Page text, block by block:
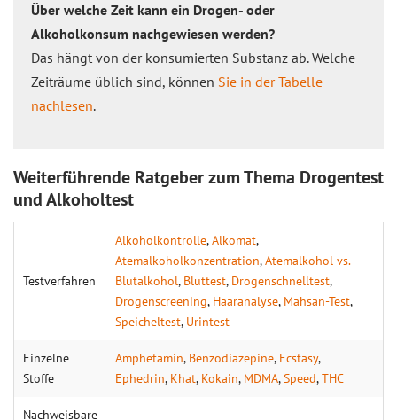
Über welche Zeit kann ein Drogen- oder
Alkoholkonsum nachgewiesen werden?
Das hängt von der konsumierten Substanz ab. Welche
Zeiträume üblich sind, können Sie in der Tabelle
nachlesen.
Weiterführende Ratgeber zum Thema Drogentest
und Alkoholtest
Testverfahren
Alkoholkontrolle,Alkomat,
Atemalkoholkonzentration,Atemalkohol vs.
Blutalkohol, Bluttest, Drogenschnelltest,
Drogenscreening, Haaranalyse, Mahsan-Test,
Speicheltest, Urintest
Einzelne
Stoffe
Amphetamin, Benzodiazepine, Ecstasy,
Ephedrin, Khat, Kokain, MDMA,Speed,THC
Nachweisbare